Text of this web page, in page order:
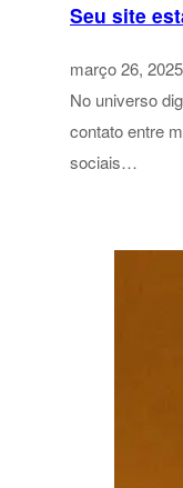
Seu site
março 26, 2025
No universo
contato entre
sociais…